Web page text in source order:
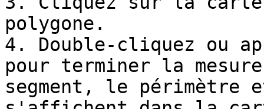
polygone.
4. Double-cliquez ou
pour terminer la
segment, le périmètre